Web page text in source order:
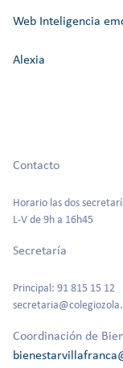
Web Inteligencia
Alexia
Contacto
Horario las dos
L-V de 9h a 16h45
Secretaría
Principal: 91 815 15 12
Coordinación de